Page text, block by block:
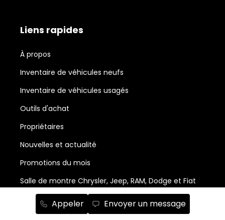
Appeler Envoyer un message
Liens rapides
À propos
Inventaire de véhicules neufs
Inventaire de véhicules usagés
Outils d'achat
Propriétaires
Nouvelles et actualité
Promotions du mois
Salle de montre Chrysler, Jeep, RAM, Dodge et Fiat
Abonnement à l'infolettre